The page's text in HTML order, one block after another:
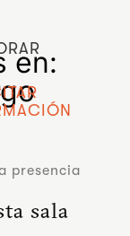
en:
presencia
sala